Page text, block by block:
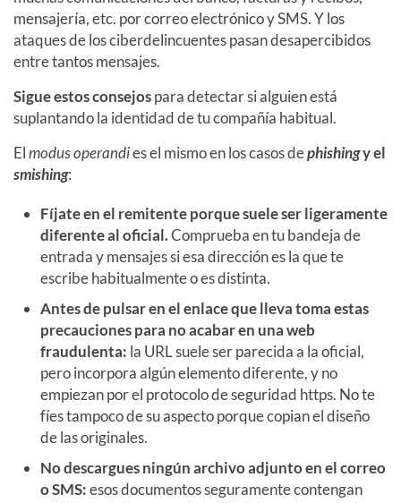
mensajería, etc. por correo electrónico y SMS. Y los
ataques de los ciberdelincuentes pasan desapercibidos
entre tantos mensajes.
Sigue estos consejospara detectar si alguien está
suplantando la identidad de tu compañía habitual.
Elmodus operandies el mismo en los casos dephishingy el
smishing:
Fíjate en el remitente porque suele ser ligeramente
diferente al oficial.Comprueba en tu bandeja de
entrada y mensajes si esa dirección es la que te
escribe habitualmente o es distinta.
Antes de pulsar en el enlace que lleva toma estas
precauciones para no acabar en una web
fraudulenta: la URL suele ser parecida a la oficial,
pero incorpora algún elemento diferente, y no
empiezan por el protocolo de seguridad https. No te
fíes tampoco de su aspecto porque copian el diseño
de las originales.
No descargues ningún archivo adjunto en el correo
o SMS:esos documentos seguramente contengan